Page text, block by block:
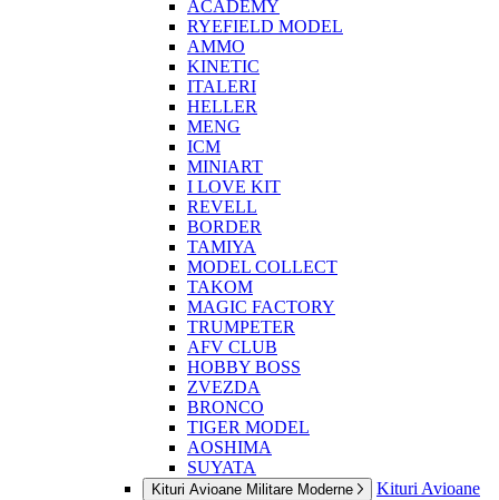
ACADEMY
RYEFIELD MODEL
AMMO
KINETIC
ITALERI
HELLER
MENG
ICM
MINIART
I LOVE KIT
REVELL
BORDER
TAMIYA
MODEL COLLECT
TAKOM
MAGIC FACTORY
TRUMPETER
AFV CLUB
HOBBY BOSS
ZVEZDA
BRONCO
TIGER MODEL
AOSHIMA
SUYATA
Kituri Avioane Militare Moderne
Kituri Avioane